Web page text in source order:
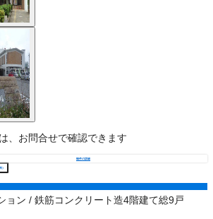
、お問合せで確認できます
物件の詳細
）
ョン / 鉄筋コンクリート造4階建て総9戸